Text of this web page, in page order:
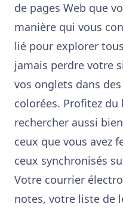
de pages Web que
manière qui vous
lié pour explorer
jamais perdre votre
vos onglets dans
colorées. Profitez
rechercher aussi
ceux que vous avez
ceux synchronisés
Votre courrier
notes, votre liste de